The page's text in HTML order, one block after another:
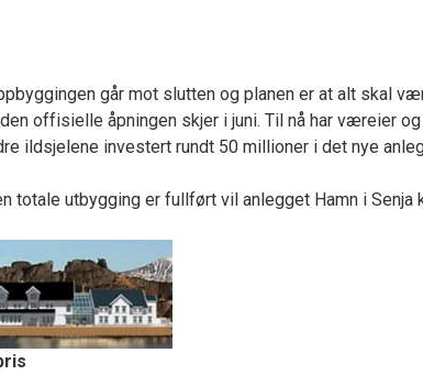
går mot slutten og planen er at alt skal
offisielle åpningen skjer i juni. Til nå har væreier
ildsjelene investert rundt 50 millioner i det nye
totale utbygging er fullført vil anlegget Hamn i Senja